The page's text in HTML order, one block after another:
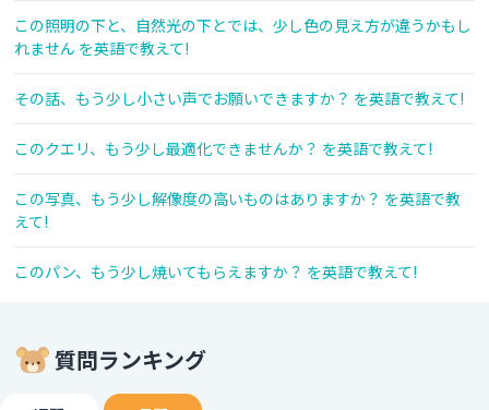
この照明の下と、自然光の下とでは、少し色の見え方が違うかもし
れません を英語で教えて!
その話、もう少し小さい声でお願いできますか？ を英語で教えて!
このクエリ、もう少し最適化できませんか？ を英語で教えて!
この写真、もう少し解像度の高いものはありますか？ を英語で教
えて!
このパン、もう少し焼いてもらえますか？ を英語で教えて!
質問ランキング